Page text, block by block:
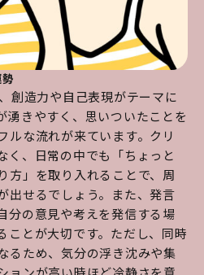
創造力や自己表現がテーマに
湧きやすく、思いついたことを
ルな流れが来ています。クリ
く、日常の中でも「ちょっと
方」を取り入れることで、周
出せるでしょう。また、発言
分の意見や考えを発信する場
ことが大切です。ただし、同時
るため、気分の浮き沈みや集